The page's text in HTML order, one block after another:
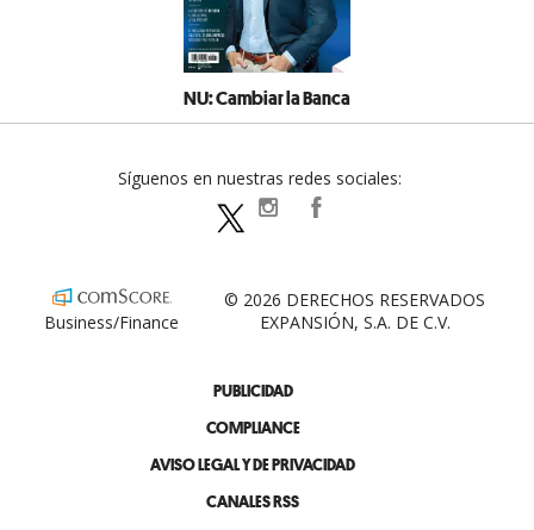
NU: Cambiar la Banca
PUBLICIDAD
COMPLIANCE
AVISO LEGAL Y DE PRIVACIDAD
CANALES RSS
Síguenos en nuestras redes sociales:
expansionpolitica
Business/Finance
© 2026 DERECHOS RESERVADOS
EXPANSIÓN, S.A. DE C.V.